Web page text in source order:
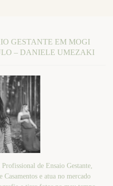
GESTANTE EM MOGI
– DANIELE UMEZAKI
de Ensaio Gestante,
e atua no mercado